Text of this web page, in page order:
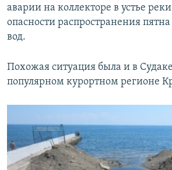
аварии на коллекторе в устье
опасности распространения
вод.
Похожая ситуация была и в
популярном курортном регионе